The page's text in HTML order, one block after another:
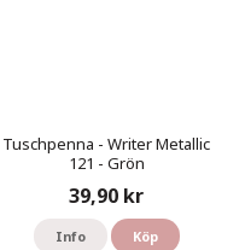
Tuschpenna - Writer Metallic
121 - Grön
39,90 kr
Info Köp